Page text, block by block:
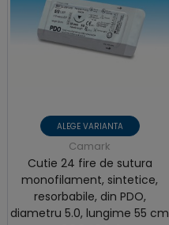
ALEGE VARIANTA
Camark
Cutie 24 fire de sutura
monofilament, sintetice,
resorbabile, din PDO,
diametru 5.0, lungime 55 cm